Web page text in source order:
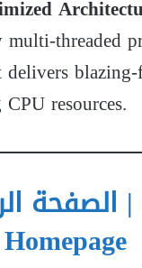
threaded
resources.
| الصفحة
Homepage